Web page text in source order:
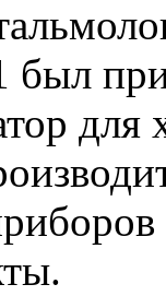
для